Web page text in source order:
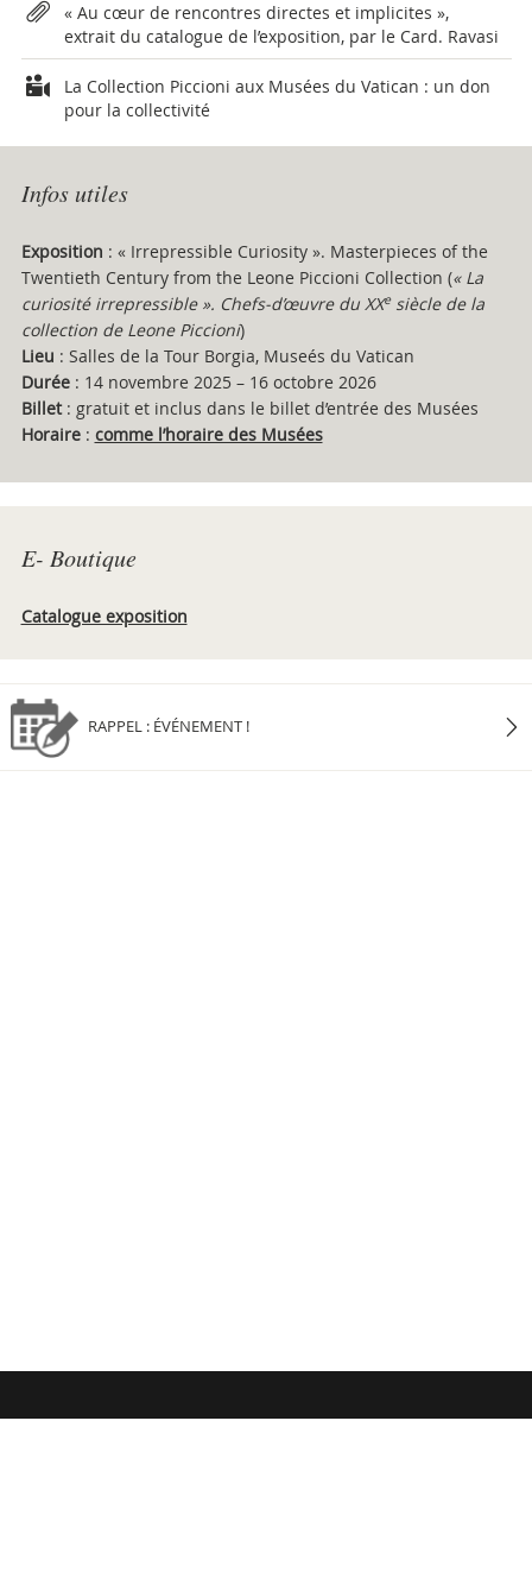
« Au cœur de rencontres directes et implicites »,
extrait du catalogue de l’exposition, par le Card. Ravasi
La Collection Piccioni aux Musées du Vatican : un don
pour la collectivité
Infos utiles
Exposition : « Irrepressible Curiosity ». Masterpieces of the
Twentieth Century from the Leone Piccioni Collection (« La
curiosité irrepressible ». Chefs-d’œuvre du XXesiècle de la
collection de Leone Piccioni)
Lieu : Salles de la Tour Borgia, Museés du Vatican
Durée: 14 novembre 2025 – 16 octobre 2026
Billet: gratuit et inclus dans le billet d’entrée des Musées
Horaire: comme l’horaire des Musées
E- Boutique
Catalogue exposition
RAPPEL : ÉVÉNEMENT !